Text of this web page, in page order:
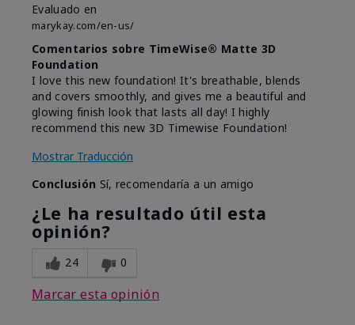
Evaluado en
marykay.com/en-us/
Comentarios sobre TimeWise® Matte 3D
Foundation
I love this new foundation! It's breathable, blends
and covers smoothly, and gives me a beautiful and
glowing finish look that lasts all day! I highly
recommend this new 3D Timewise Foundation!
Mostrar Traducción
Conclusión Sí, recomendaría a un amigo
¿Le ha resultado útil esta
opinión?
24 0
Marcar esta opinión